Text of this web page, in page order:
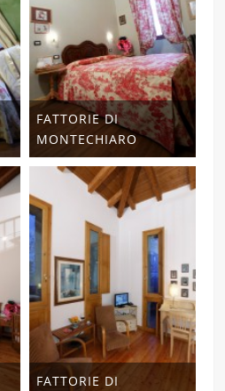
FATTORIE DI
MONTECHIARO
FATTORIE DI